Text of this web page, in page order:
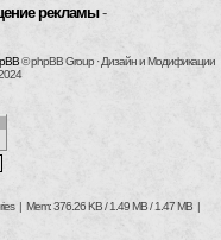
рекламы-
© phpBB Group · Дизайн и Модификации
| Mem: 376.26 KB / 1.49 MB / 1.47 MB |